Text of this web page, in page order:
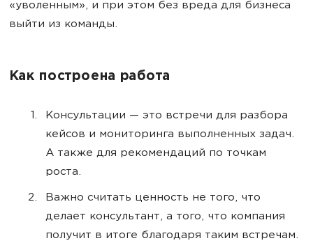
«уволенным», и при этом без вреда для бизнеса
выйти из команды.
Как построена работа
Консультации — это встречи для разбора
кейсов и мониторинга выполненных задач.
А также для рекомендаций по точкам
роста.
Важно считать ценность не того, что
делает консультант, а того, что компания
получит в итоге благодаря таким встречам.